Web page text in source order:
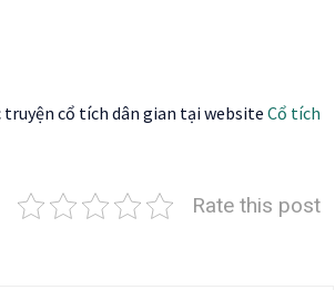
cổ tích dân gian tại website Cổ tích
Rate this post